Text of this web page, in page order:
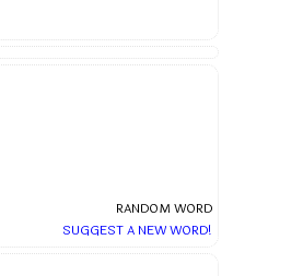
RANDOM WORD
SUGGEST A NEW WORD!